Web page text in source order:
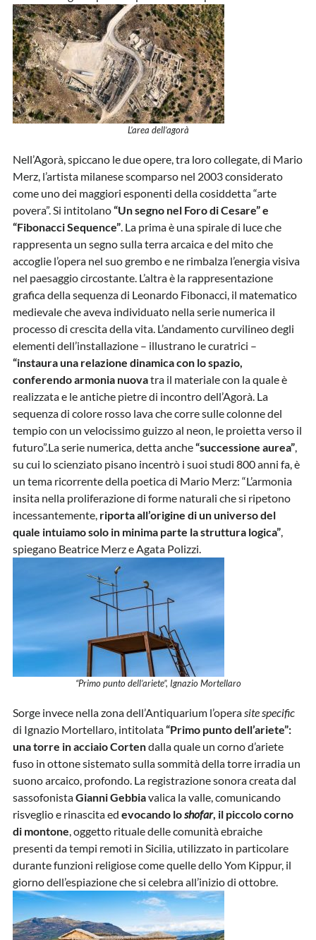
L’area dell’agorà
Nell’Agorà, spiccano le due opere, tra loro collegate, di Mario
Merz, l’artista milanese scomparso nel 2003 considerato
come uno dei maggiori esponenti della cosiddetta “arte
povera”. Si intitolano“Un segno nel Foro di Cesare” e
“Fibonacci Sequence”. La prima è una spirale di luce che
rappresenta un segno sulla terra arcaica e del mito che
accoglie l’opera nel suo grembo e ne rimbalza l’energia visiva
nel paesaggio circostante. L’altra è la rappresentazione
grafica della sequenza di Leonardo Fibonacci, il matematico
medievale che aveva individuato nella serie numerica il
processo di crescita della vita. L’andamento curvilineo degli
elementi dell’installazione – illustrano le curatrici –
“instaura una relazione dinamica con lo spazio,
conferendo armonia nuovatra il materiale con la quale è
realizzata e le antiche pietre di incontro dell’Agorà. La
sequenza di colore rosso lava che corre sulle colonne del
tempio con un velocissimo guizzo al neon, le proietta verso il
futuro”.La serie numerica, detta anche“successione aurea”,
su cui lo scienziato pisano incentrò i suoi studi 800 anni fa, è
un tema ricorrente della poetica di Mario Merz: “L’armonia
insita nella proliferazione di forme naturali che si ripetono
incessantemente, riporta all’origine di un universo del
quale intuiamo solo in minima parte la struttura logica”,
spiegano Beatrice Merz e Agata Polizzi.
“Primo punto dell’ariete”, Ignazio Mortellaro
Sorge invece nella zona dell’Antiquarium l’operasite specific
di Ignazio Mortellaro, intitolata“Primo punto dell’ariete”:
una torre in acciaio Cortendalla quale un corno d’ariete
fuso in ottone sistemato sulla sommità della torre irradia un
suono arcaico, profondo. La registrazione sonora creata dal
sassofonistaGianni Gebbiavalica la valle, comunicando
risveglio e rinascita ed evocando loshofar, il piccolo corno
di montone, oggetto rituale delle comunità ebraiche
presenti da tempi remoti in Sicilia, utilizzato in particolare
durante funzioni religiose come quelle dello Yom Kippur, il
giorno dell’espiazione che si celebra all’inizio di ottobre.